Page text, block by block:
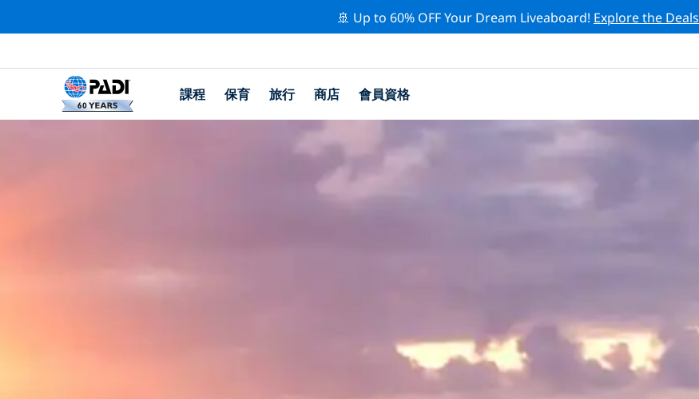
🚢 Up to 60% OFF Your Dream Liveaboard! Explore the Deals
課程 保育 旅行 商店 會員資格